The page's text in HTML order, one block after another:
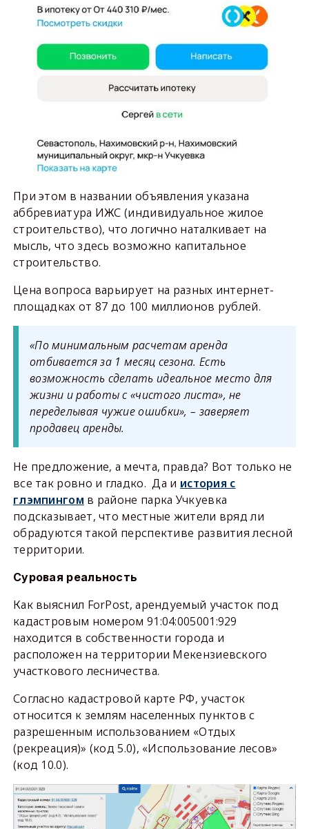
При этом в названии объявления указана
аббревиатура ИЖС (индивидуальное жилое
строительство), что логично наталкивает на
мысль, что здесь возможно капитальное
строительство.
Цена вопроса варьирует на разных интернет-
площадках от 87 до 100 миллионов рублей.
«По минимальным расчетам аренда
отбивается за 1 месяц сезона. Есть
возможность сделать идеальное место для
жизни и работы с «чистого листа», не
переделывая чужие ошибки», – заверяет
продавец аренды.
Не предложение, а мечта, правда? Вот только не
все так ровно и гладко. Да и история с
глэмпингом в районе парка Учкуевка
подсказывает, что местные жители вряд ли
обрадуются такой перспективе развития лесной
территории.
Суровая реальность
Как выяснил ForPost, арендуемый участок под
кадастровым номером 91:04:005001:929
находится в собственности города и
расположен на территории Мекензиевского
участкового лесничества.
Согласно кадастровой карте РФ, участок
относится к землям населенных пунктов с
разрешенным использованием «Отдых
(рекреация)» (код 5.0), «Использование лесов»
(код 10.0).